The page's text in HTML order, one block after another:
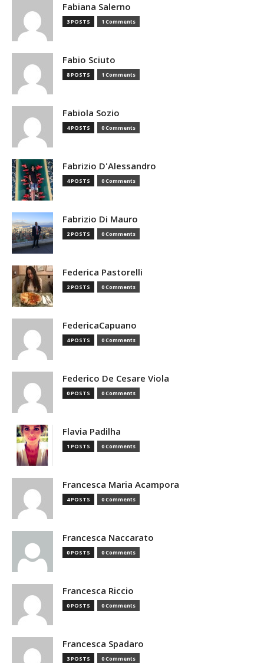
Fabiana Salerno
3 POSTS 1 Comments
Fabio Sciuto
8 POSTS 1 Comments
Fabiola Sozio
4 POSTS 0 Comments
Fabrizio D'Alessandro
4 POSTS 0 Comments
Fabrizio Di Mauro
2 POSTS 0 Comments
Federica Pastorelli
2 POSTS 0 Comments
FedericaCapuano
4 POSTS 0 Comments
Federico De Cesare Viola
0 POSTS 0 Comments
Flavia Padilha
1 POSTS 0 Comments
Francesca Maria Acampora
4 POSTS 0 Comments
Francesca Naccarato
0 POSTS 0 Comments
Francesca Riccio
0 POSTS 0 Comments
Francesca Spadaro
3 POSTS 0 Comments